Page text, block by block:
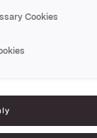
Cookies